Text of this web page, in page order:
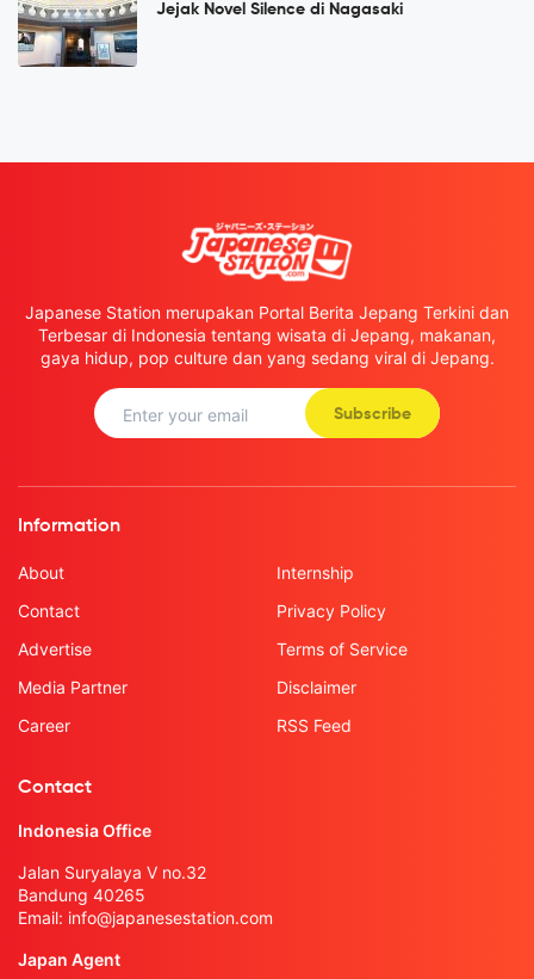
Jejak Novel Silence di Nagasaki
Japanese Station merupakan Portal Berita Jepang Terkini dan
Terbesar di Indonesia tentang wisata di Jepang, makanan,
gaya hidup, pop culture dan yang sedang viral di Jepang.
Subscribe
Information
About
Contact
Advertise
Media Partner
Career
Internship
Privacy Policy
Terms of Service
Disclaimer
RSS Feed
Contact
Indonesia Office
Jalan Suryalaya V no.32
Bandung 40265
Email: info@japanesestation.com
Japan Agent